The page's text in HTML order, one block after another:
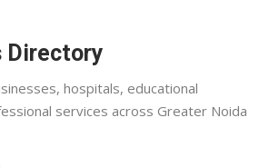
Directory
hospitals, educational
services across Greater Noida